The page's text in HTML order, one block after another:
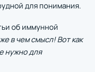
для понимания.
об иммунной
в чем смысл! Вот как
нужно для